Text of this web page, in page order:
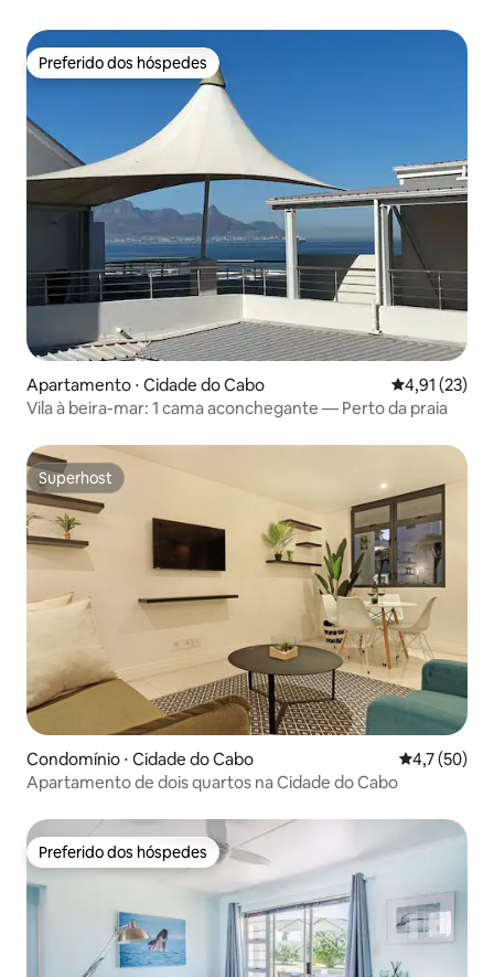
Preferido dos hóspedes
Preferido dos hóspedes
Apartamento ⋅ Cidade do Cabo 4,91 de uma
4,91 (23)
Vila à beira-mar: 1 cama aconchegante — Perto da praia
Superhost
Superhost
Condomínio ⋅ Cidade do Cabo 4,7 de uma
4,7 (50)
Apartamento de dois quartos na Cidade do Cabo
Preferido dos hóspedes
Preferido dos hóspedes